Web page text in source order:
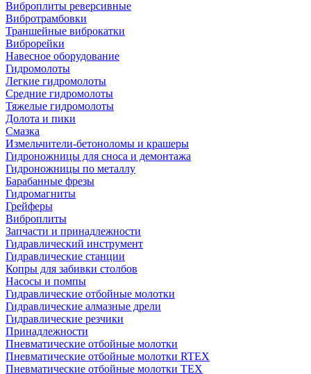
Виброплиты реверсивные
Вибротрамбовки
Траншейные виброкатки
Виброрейки
Навесное оборудование
Гидромолоты
Легкие гидромолоты
Средние гидромолоты
Тяжелые гидромолоты
Долота и пики
Смазка
Измельчители-бетоноломы и крашеры
Гидроножницы для сноса и демонтажа
Гидроножницы по металлу
Барабанные фрезы
Гидромагниты
Грейферы
Виброплиты
Запчасти и принадлежности
Гидравлический инструмент
Гидравлические станции
Копры для забивки столбов
Насосы и помпы
Гидравлические отбойные молотки
Гидравлические алмазные дрели
Гидравлические резчики
Принадлежности
Пневматические отбойные молотки
Пневматические отбойные молотки RTEX
Пневматические отбойные молотки TEX